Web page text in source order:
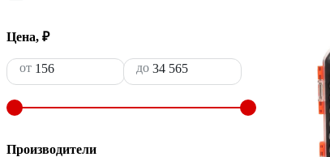
Цена, ₽
от до
Производители